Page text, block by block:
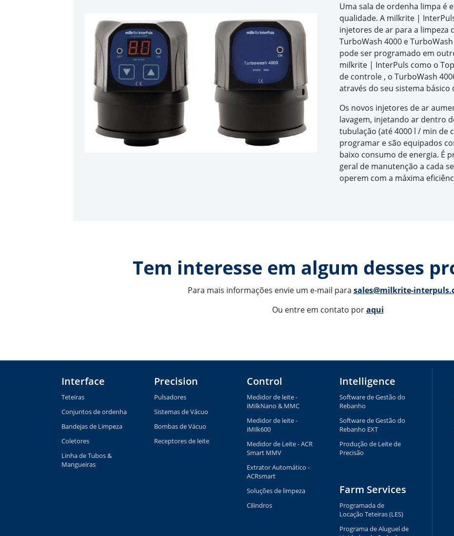
Uma sala de ordenha limpa é
qualidade. A milkrite |
injetores de ar para a limpeza
TurboWash 4000 e
pode ser programado em
milkrite | InterPuls como o
de controle , o TurboWash
através do seu sistema básico
Os novos injetores de ar
lavagem, injetando ar dentro
tubulação (até 4000 l / min de
programar e são equipados
baixo consumo de energia. É
geral de manutenção a cada
operem com a máxima
Tem interesse em algum desses
Para mais informações envie um e-mail para sales@milkrite-
Ou entre em contato por aqui
Interface
Teteiras
Conjuntos de ordenha
Bandejas de Limpeza
Coletores
Linha de Tubos &
Mangueiras
Precision
Pulsadores
Sistemas de Vácuo
Bombas de Vácuo
Receptores de leite
Control
Medidor de leite -
iMilkNano & MMC
Medidor de leite -
iMilk600
Medidor de Leite - ACR
Smart MMV
Extrator Automático -
ACRsmart
Soluções de limpeza
Cilindros
Intelligence
Software de Gestão do
Rebanho
Software de Gestão do
Rebanho EXT
Produção de Leite de
Precisão
Farm Services
Programada de
Locação Teteiras (LES)
Programa de Aluguel de